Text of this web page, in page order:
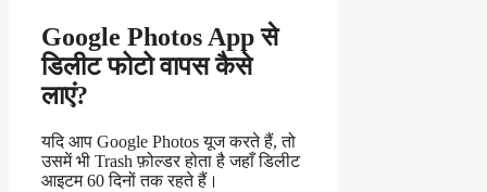
Google Photos App से
डिलीट फोटो वापस कैसे
लाएं?
यदि आप Google Photos यूज करते हैं, तो
उसमें भी Trash फ़ोल्डर होता है जहाँ डिलीट
आइटम 60 दिनों तक रहते हैं।